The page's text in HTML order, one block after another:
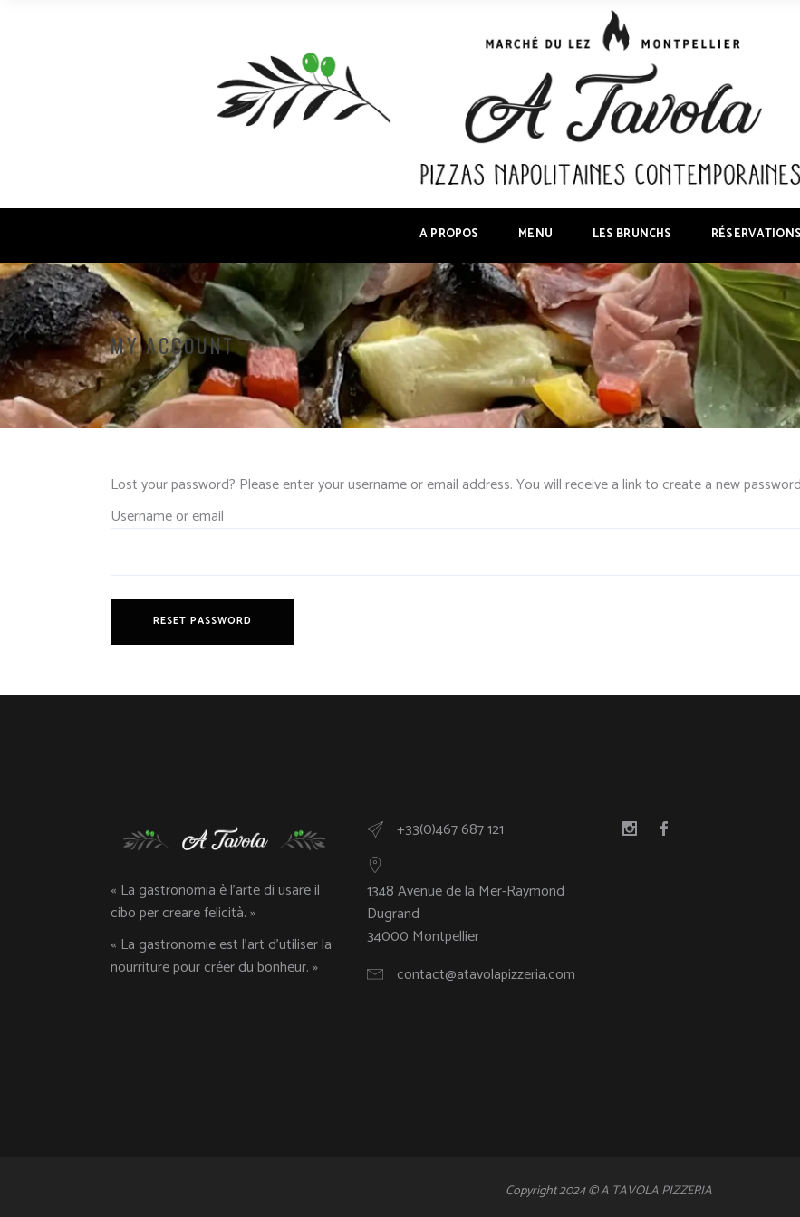
A PROPOS MENU LES BRUNCHS RÉSERVATIONS
MY ACCOUNT
Lost your password? Please enter your username or email address. You will receive a link to create a new
Username or email
RESET PASSWORD
« La gastronomia è l’arte di usare il
cibo per creare felicità. »
« La gastronomie est l’art d’utiliser la
nourriture pour créer du bonheur. »
+33(0)467 687 121
1348 Avenue de la Mer-Raymond
Dugrand
34000 Montpellier
contact@atavolapizzeria.com
Copyright 2024 © A TAVOLA PIZZERIA